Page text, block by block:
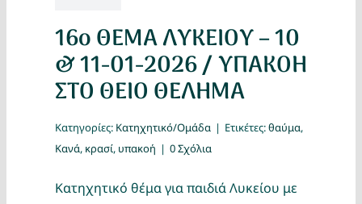
16ο ΘΕΜΑ ΛΥΚΕΙΟΥ – 10
& 11-01-2026 / ΥΠΑΚΟΗ
ΣΤΟ ΘΕΙΟ ΘΕΛΗΜΑ
Κατηγορίες: Κατηχητικό/Ομάδα | Ετικέτες:θαύμα,
Κανά, κρασί, υπακοή | 0 Σχόλια
Κατηχητικό θέμα για παιδιά Λυκείου με